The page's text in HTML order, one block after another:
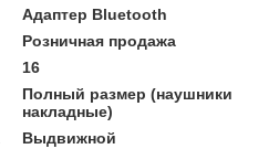
Адаптер Bluetooth
Розничная продажа
16
Полный размер (наушники
накладные)
Выдвижной